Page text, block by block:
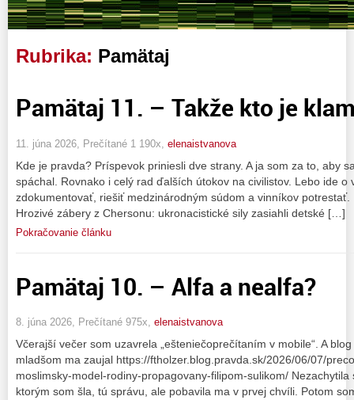
Rubrika: Pamätaj
Pamätaj 11. – Takže kto je
11. júna 2026, Prečítané 1 190x, elenaistvanova
Kde je pravda? Príspevok priniesli dve strany. A ja som za to, aby
spáchal. Rovnako i celý rad ďalších útokov na civilistov. Lebo ide o
zdokumentovať, riešiť medzinárodným súdom a vinníkov potrestať.
Hrozivé zábery z Chersonu: ukronacistické sily zasiahli detské […]
Pokračovanie článku
Pamätaj 10. – Alfa a nealfa?
8. júna 2026, Prečítané 975x, elenaistvanova
Včerajší večer som uzavrela „ešteniečoprečítaním v mobile“. A
mladšom ma zaujal https://ftholzer.blog.pravda.sk/2026/06/07/
moslimsky-model-rodiny-propagovany-filipom-sulikom/
ktorým som šla, tú správu, ale pobavila ma v prvej chvíli. Potom